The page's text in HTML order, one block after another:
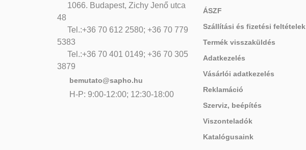
1066. Budapest, Zichy Jenő utca
48
Tel.:+36 70 612 2580; +36 70 779
5383
Tel.:+36 70 401 0149; +36 70 305
3879
bemutato@sapho.hu
H-P: 9:00-12:00; 12:30-18:00
ÁSZF
Szállítási és fizetési feltételek
Termék visszaküldés
Adatkezelés
Vásárlói adatkezelés
Reklamáció
Szerviz, beépítés
Viszonteladók
Katalógusaink